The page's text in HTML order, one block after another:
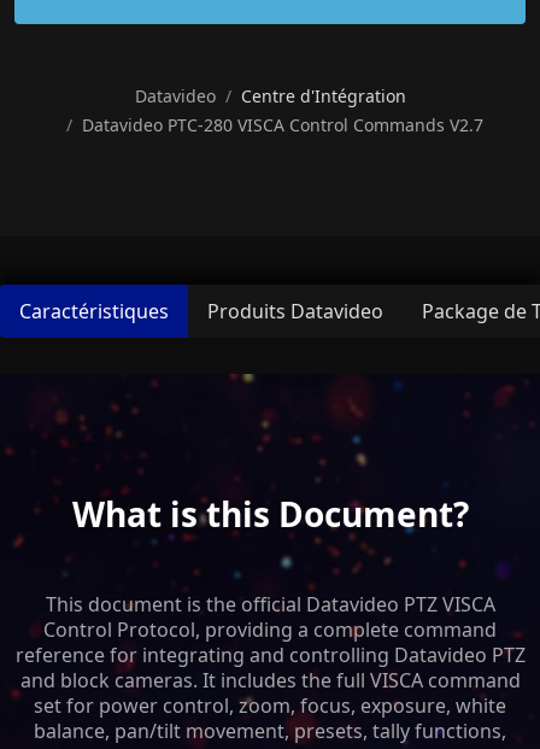
Datavideo
Centre d'Intégration
Datavideo PTC-280 VISCA Control Commands V2.7
Caractéristiques Produits Datavideo Package de
What is this Document?
This document is the official Datavideo PTZ VISCA
Control Protocol, providing a complete command
reference for integrating and controlling Datavideo PTZ
and block cameras. It includes the full VISCA command
set for power control, zoom, focus, exposure, white
balance, pan/tilt movement, presets, tally functions,